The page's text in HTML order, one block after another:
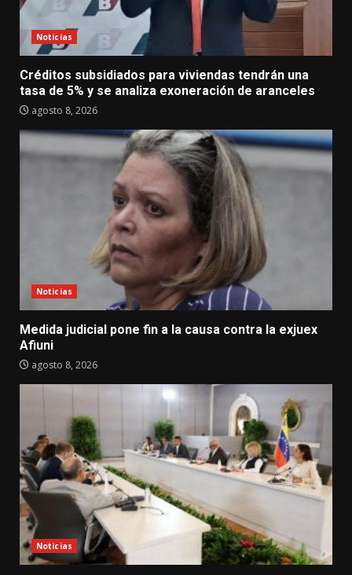
Noticias
Créditos subsidiados para viviendas tendrán una
tasa de 5% y se analiza exoneración de aranceles
agosto 8, 2026
Noticias
Medida judicial pone fin a la causa contra la exjuex
Afiuni
agosto 8, 2026
Noticias